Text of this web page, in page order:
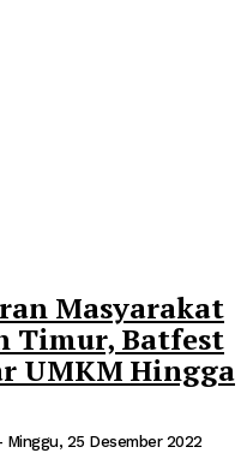
Masyarakat
Timur, Batfest
UMKM Hingga
Minggu, 25 Desember 2022